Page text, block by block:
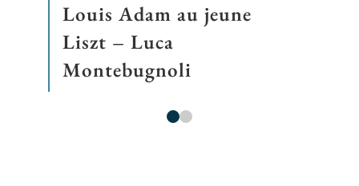
Louis Adam au jeune
Liszt – Luca
Montebugnoli